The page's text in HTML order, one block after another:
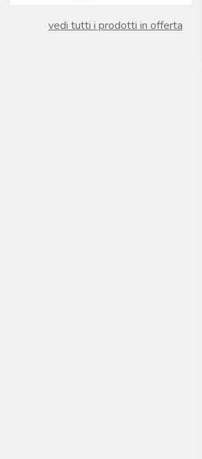
vedi tutti i prodotti in offerta